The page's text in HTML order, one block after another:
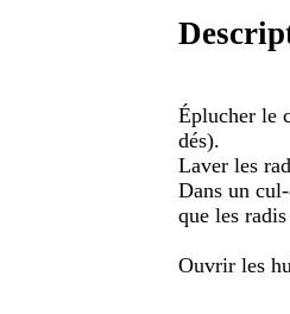
Éplucher le
dés).
Laver les
Dans un
que les
Ouvrir les